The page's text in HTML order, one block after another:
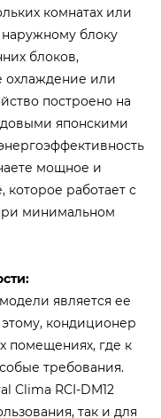
комнатах или
блоку
блоков,
охлаждение или
построено на
японскими
мощное и
которое работает с
минимальном
является ее
кондиционер
помещениях, где к
требования.
Clima RCI-DM12
так и для